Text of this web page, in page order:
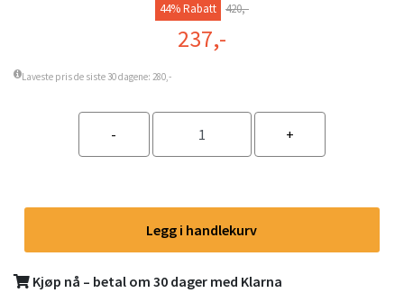
44% Rabatt 420,-
237,-
Laveste pris de siste 30 dagene: 280,-
Legg i handlekurv
Kjøp nå – betal om 30 dager med Klarna